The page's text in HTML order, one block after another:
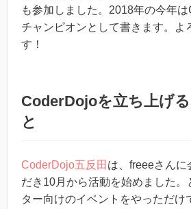
も参加しました。2018年の今年
チャンピオンとして書きます。よ
す！
CoderDojoを立ち上げ
と
CoderDojo五反田 は、freeeさんに
だき10月から活動を始めました。
ター向けのイベントをやっただけ